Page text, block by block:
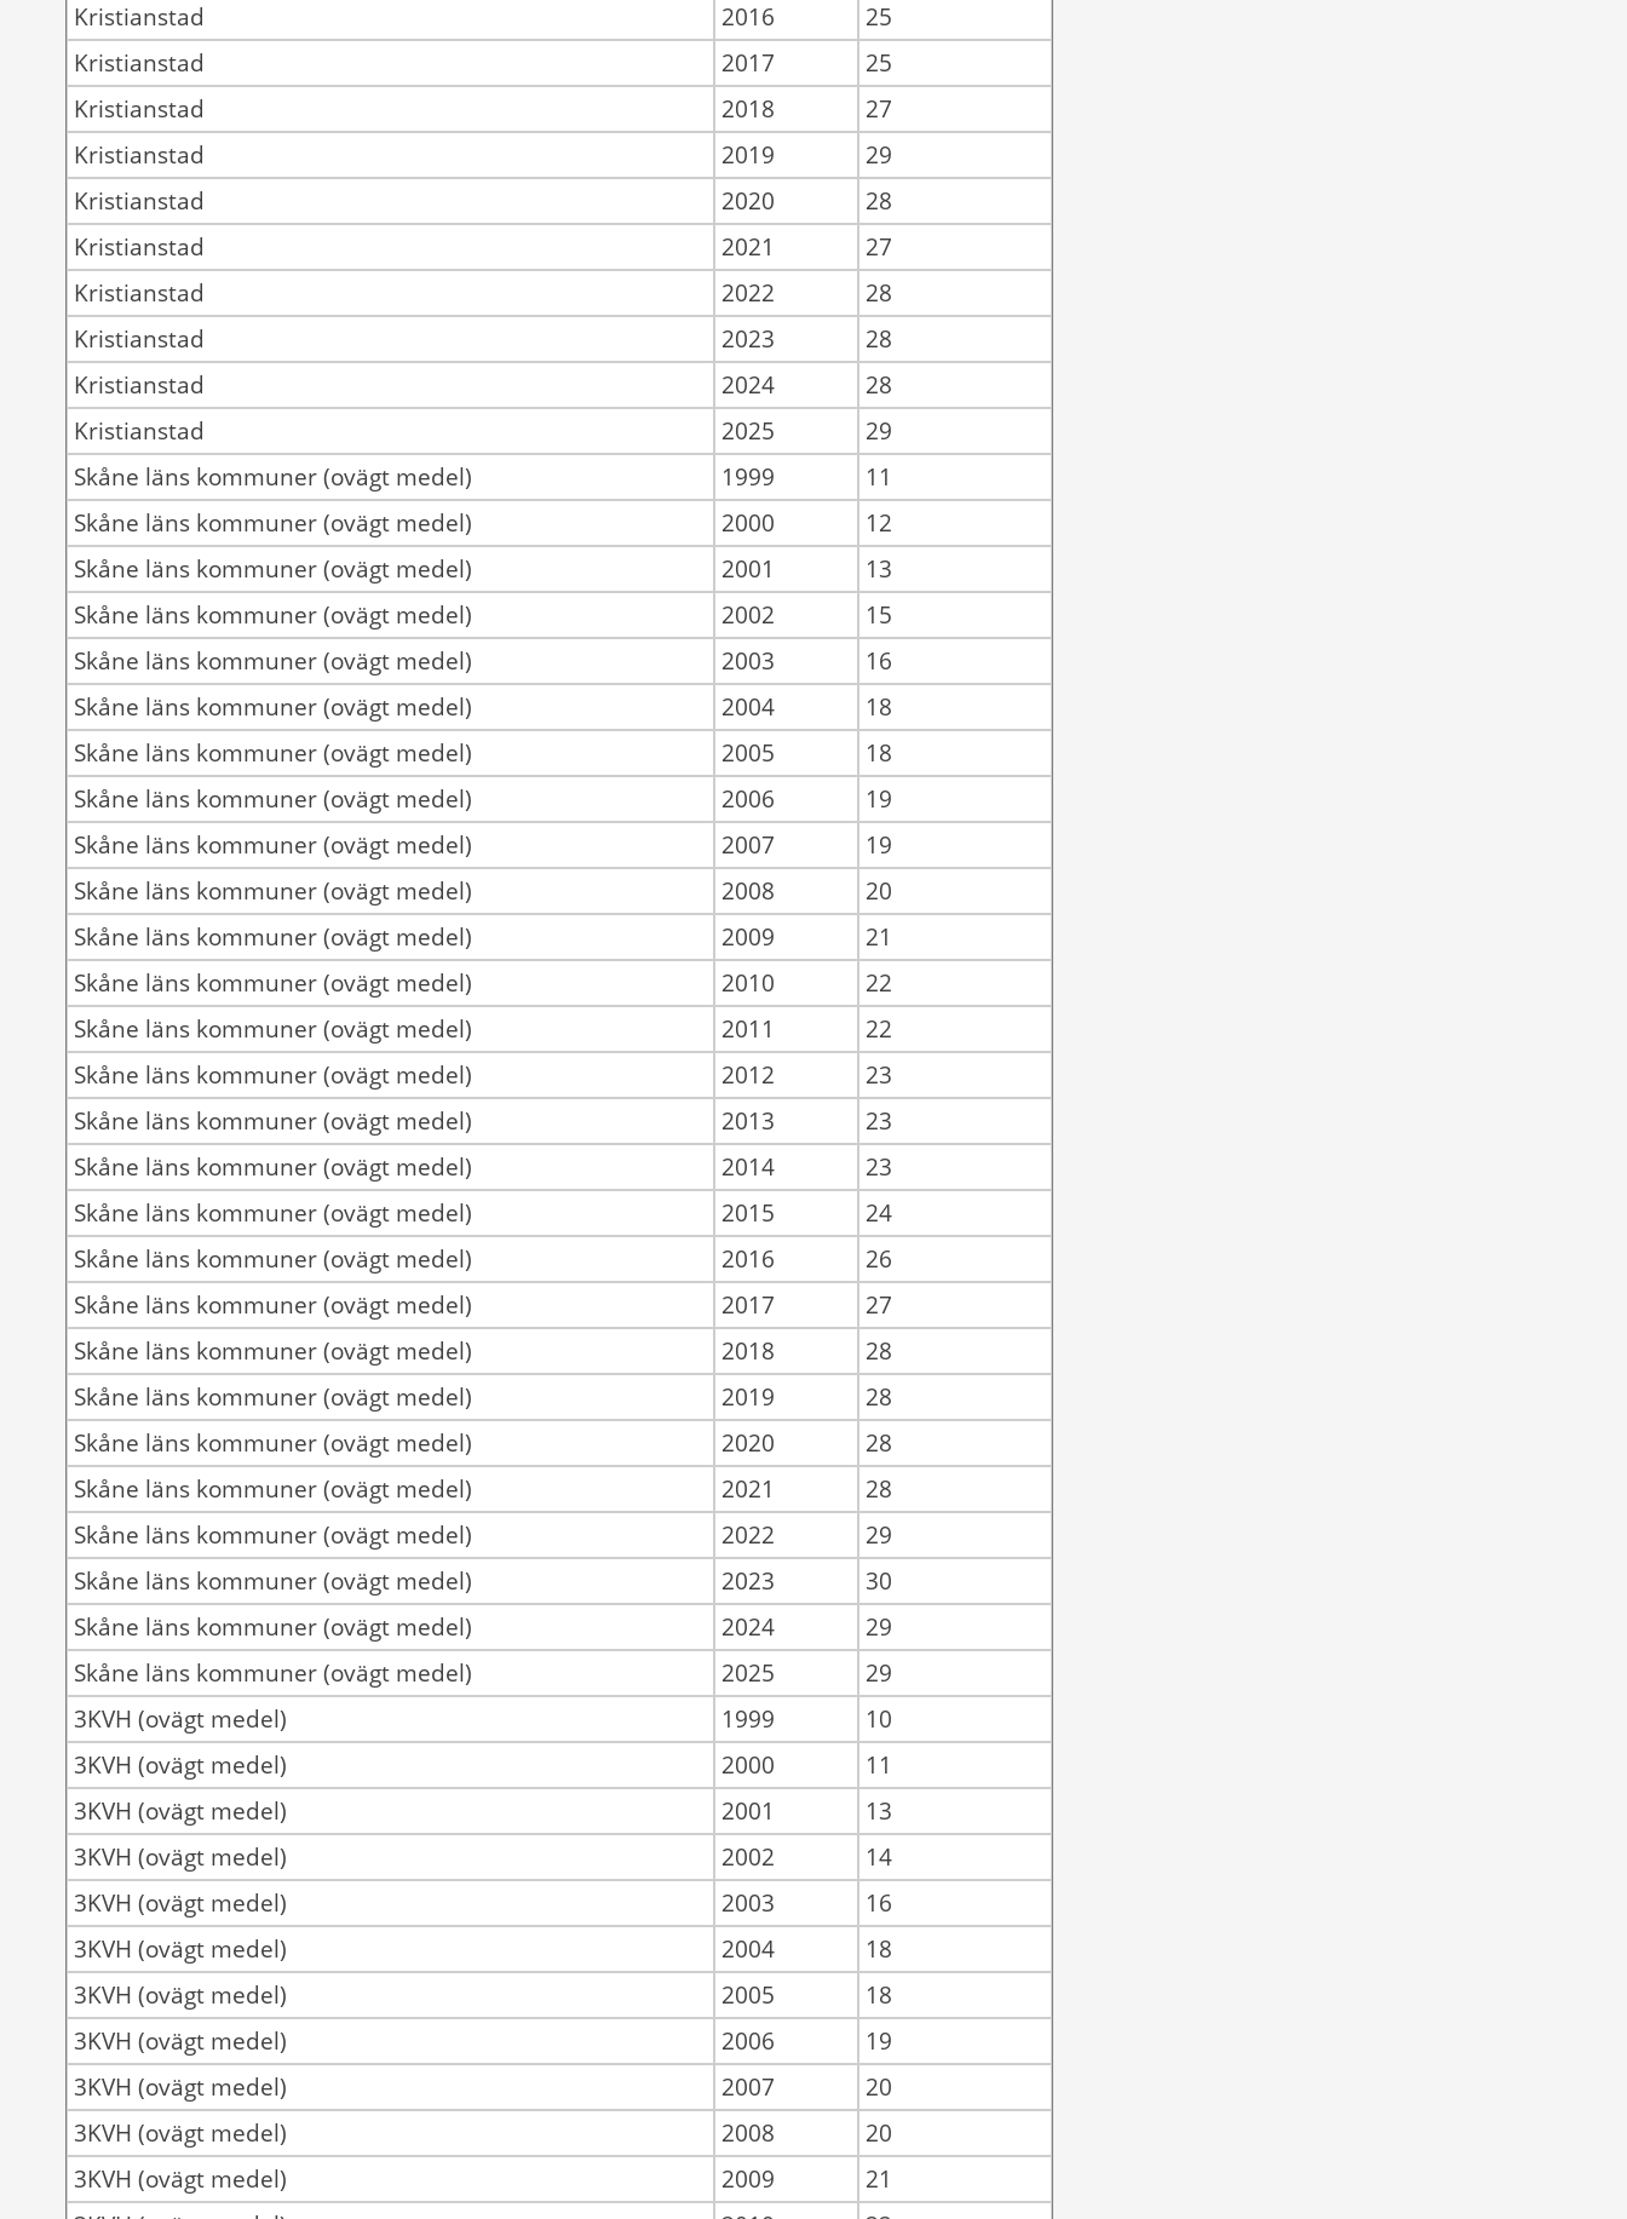
Kristianstad
2016
25
Kristianstad
2017
25
Kristianstad
2018
27
Kristianstad
2019
29
Kristianstad
2020
28
Kristianstad
2021
27
Kristianstad
2022
28
Kristianstad
2023
28
Kristianstad
2024
28
Kristianstad
2025
29
Skåne läns kommuner (ovägt medel)
1999
11
Skåne läns kommuner (ovägt medel)
2000
12
Skåne läns kommuner (ovägt medel)
2001
13
Skåne läns kommuner (ovägt medel)
2002
15
Skåne läns kommuner (ovägt medel)
2003
16
Skåne läns kommuner (ovägt medel)
2004
18
Skåne läns kommuner (ovägt medel)
2005
18
Skåne läns kommuner (ovägt medel)
2006
19
Skåne läns kommuner (ovägt medel)
2007
19
Skåne läns kommuner (ovägt medel)
2008
20
Skåne läns kommuner (ovägt medel)
2009
21
Skåne läns kommuner (ovägt medel)
2010
22
Skåne läns kommuner (ovägt medel)
2011
22
Skåne läns kommuner (ovägt medel)
2012
23
Skåne läns kommuner (ovägt medel)
2013
23
Skåne läns kommuner (ovägt medel)
2014
23
Skåne läns kommuner (ovägt medel)
2015
24
Skåne läns kommuner (ovägt medel)
2016
26
Skåne läns kommuner (ovägt medel)
2017
27
Skåne läns kommuner (ovägt medel)
2018
28
Skåne läns kommuner (ovägt medel)
2019
28
Skåne läns kommuner (ovägt medel)
2020
28
Skåne läns kommuner (ovägt medel)
2021
28
Skåne läns kommuner (ovägt medel)
2022
29
Skåne läns kommuner (ovägt medel)
2023
30
Skåne läns kommuner (ovägt medel)
2024
29
Skåne läns kommuner (ovägt medel)
2025
29
3KVH (ovägt medel)
1999
10
3KVH (ovägt medel)
2000
11
3KVH (ovägt medel)
2001
13
3KVH (ovägt medel)
2002
14
3KVH (ovägt medel)
2003
16
3KVH (ovägt medel)
2004
18
3KVH (ovägt medel)
2005
18
3KVH (ovägt medel)
2006
19
3KVH (ovägt medel)
2007
20
3KVH (ovägt medel)
2008
20
3KVH (ovägt medel)
2009
21